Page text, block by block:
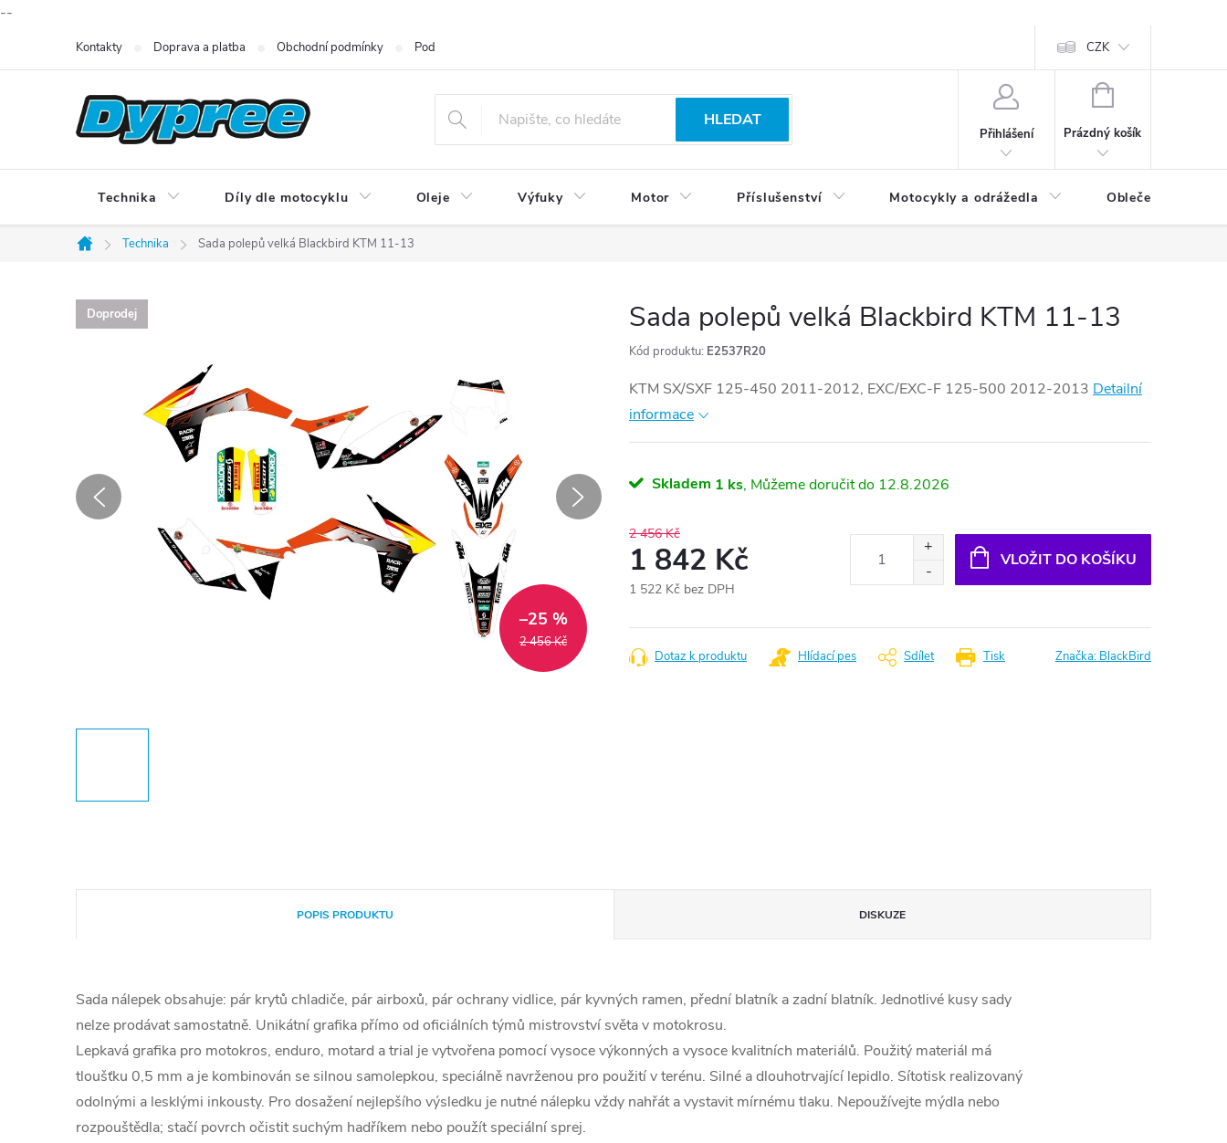
--
Kontakty Doprava a platba Obchodní podmínky Podmínky ochrany osobních údajů CZK
HLEDAT
Přihlášení
NÁKUPNÍ
Prázdný košík
Technika Díly dle motocyklu Oleje Výfuky Motor Příslušenství Motocykly a odrážedla Oblečení a
Domů
Technika Sada polepů velká Blackbird KTM 11-13
Doprodej
2 456 Kč
–25 %
Sada polepů velká Blackbird KTM 11-13
Kód produktu: E2537R20
KTM SX/SXF 125-450 2011-2012, EXC/EXC-F 125-500 2012-2013 Detailní
informace
Skladem 1 ks 12.8.2026
2 456 Kč
1 842 Kč
1 522 Kč bez DPH
cena:
VLOŽIT DO KOŠÍKU
Tisk
Dotaz k produktu Hlídací pes Sdílet Značka: BlackBird
POPIS PRODUKTU DISKUZE
Sada nálepek obsahuje: pár krytů chladiče, pár airboxů, pár ochrany vidlice, pár kyvných ramen, přední blatník a zadní blatník. Jednotlivé kusy sady
nelze prodávat samostatně. Unikátní grafika přímo od oficiálních týmů mistrovství světa v motokrosu.
Lepkavá grafika pro motokros, enduro, motard a trial je vytvořena pomocí vysoce výkonných a vysoce kvalitních materiálů. Použitý materiál má
tloušťku 0,5 mm a je kombinován se silnou samolepkou, speciálně navrženou pro použití v terénu. Silné a dlouhotrvající lepidlo. Sítotisk realizovaný
odolnými a lesklými inkousty. Pro dosažení nejlepšího výsledku je nutné nálepku vždy nahřát a vystavit mírnému tlaku. Nepoužívejte mýdla nebo
rozpouštědla; stačí povrch očistit suchým hadříkem nebo použít speciální sprej.